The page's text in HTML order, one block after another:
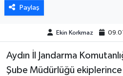
Paylaş
Ekin Korkmaz
Aydın İl Jandarma
Şube Müdürlüğü
GÜNDEM
HABERDE İNSAN
KÜLTÜR SANAT